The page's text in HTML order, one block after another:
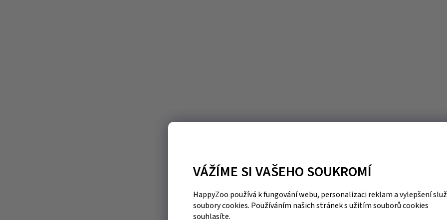
VÁŽÍME SI VAŠEHO SOUKROMÍ
HappyZoo používá k fungování webu, personalizaci reklam a vylepšení
soubory cookies. Používáním našich stránek s užitím souborů cookies
souhlasíte.